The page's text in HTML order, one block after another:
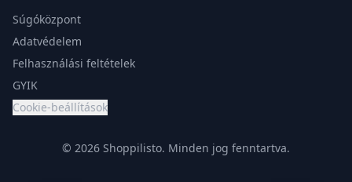
Súgóközpont
Adatvédelem
Felhasználási feltételek
GYIK
Cookie-beállítások
© 2026 Shoppilisto. Minden jog fenntartva.